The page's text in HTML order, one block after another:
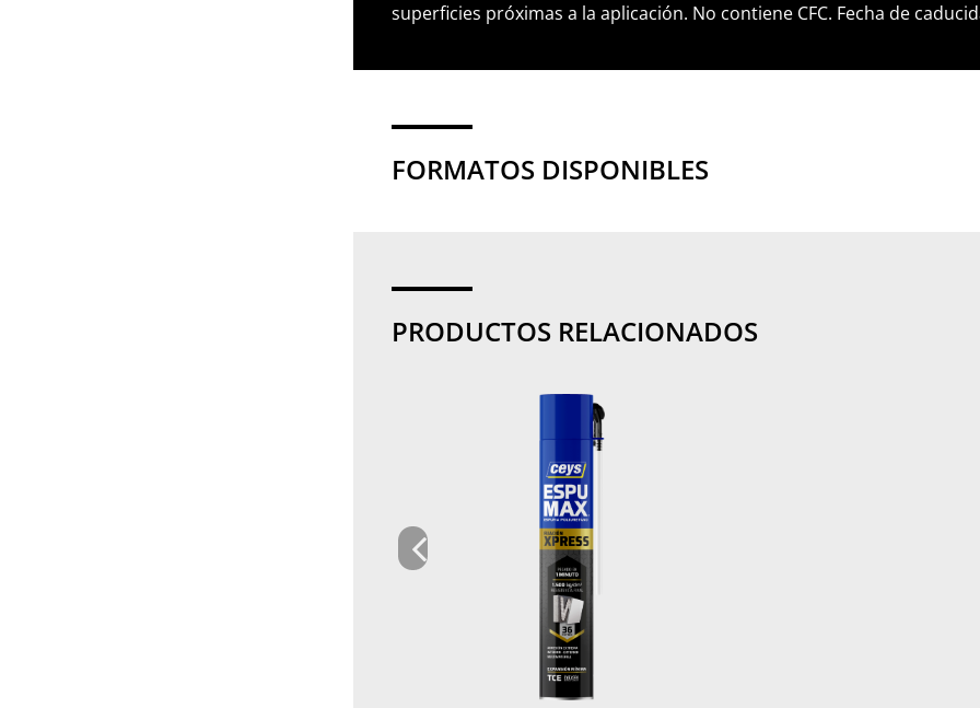
superficies próximas a la aplicación. No contiene CFC. Fecha de
FORMATOS DISPONIBLES
PRODUCTOS RELACIONADOS